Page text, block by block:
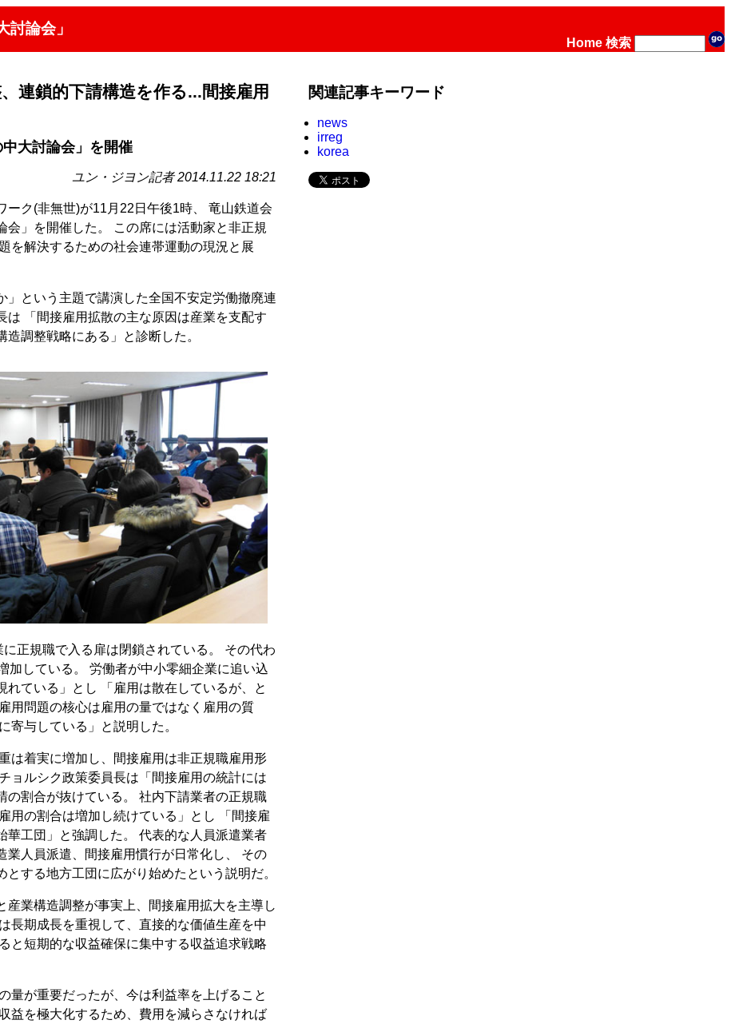
討論会」
Home 検索
連鎖的下請構造を作る...間接雇用
大討論会」を開催
ユン・ジヨン記者 2014.11.22 18:21
ーク(非無世)が11月22日午後1時、 竜山鉄道会
会」を開催した。 この席には活動家と非正規
を解決するための社会連帯運動の現況と展
」という主題で講演した全国不安定労働撤廃連
は 「間接雇用拡散の主な原因は産業を支配す
調整戦略にある」と診断した。
正規職で入る扉は閉鎖されている。 その代わ
加している。 労働者が中小零細企業に追い込
れている」とし 「雇用は散在しているが、と
用問題の核心は雇用の量ではなく雇用の質
寄与している」と説明した。
は着実に増加し、間接雇用は非正規職雇用形
ョルシク政策委員長は「間接雇用の統計には
の割合が抜けている。 社内下請業者の正規職
用の割合は増加し続けている」とし 「間接雇
華工団」と強調した。 代表的な人員派遣業者
業人員派遣、間接雇用慣行が日常化し、 その
する地方工団に広がり始めたという説明だ。
産業構造調整が事実上、間接雇用拡大を主導し
長期成長を重視して、直接的な価値生産を中
と短期的な収益確保に集中する収益追求戦略
量が重要だったが、今は利益率を上げること
益を極大化するため、費用を減らさなければ
関連記事キーワード
news
irreg
korea